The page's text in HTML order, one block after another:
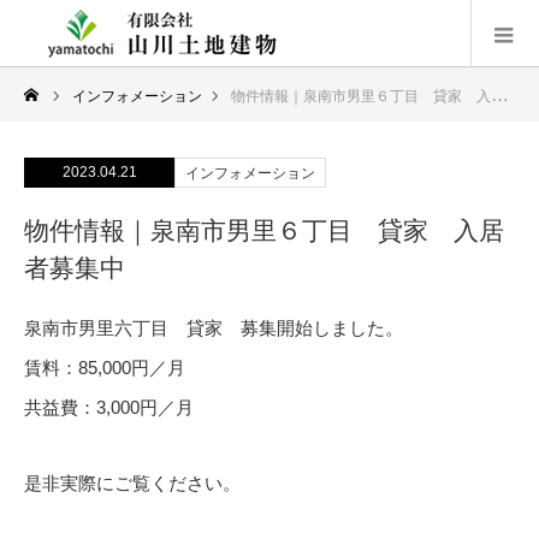
インフォメーション 物件情報｜泉南市男里６丁目 貸家 入居者募集中
2023.04.21 インフォメーション
物件情報｜泉南市男里６丁目 貸家 入居
者募集中
泉南市男里六丁目 貸家 募集開始しました。
賃料：85,000円／月
共益費：3,000円／月
是非実際にご覧ください。